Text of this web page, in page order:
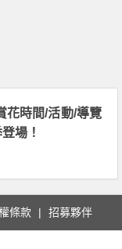
花時間/活動/導覽
場！
條款 招募夥伴